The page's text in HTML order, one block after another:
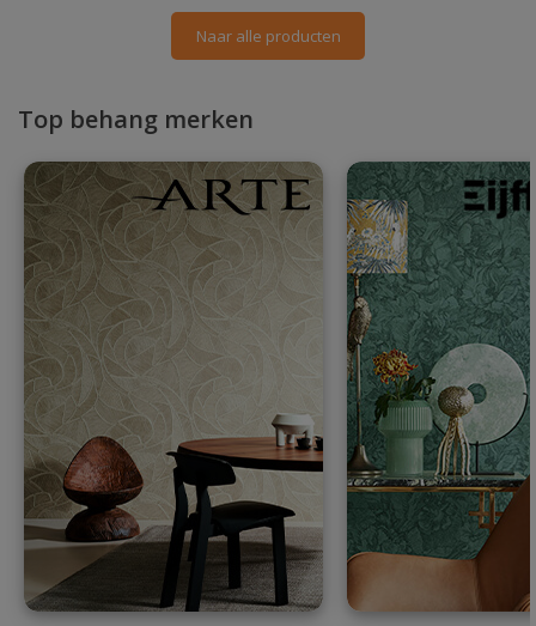
Naar alle producten
Top behang merken